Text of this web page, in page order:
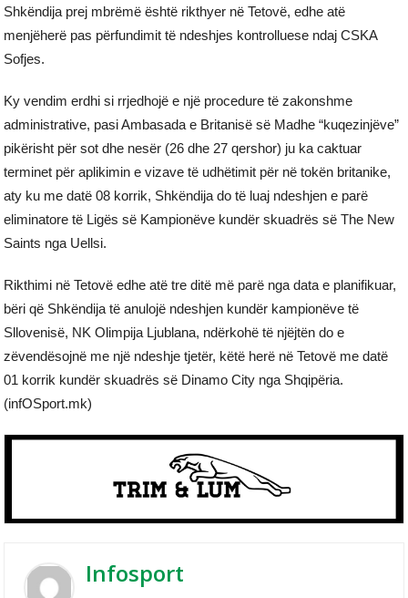
Shkëndija prej mbrëmë është rikthyer në Tetovë, edhe atë
menjëherë pas përfundimit të ndeshjes kontrolluese ndaj CSKA
Sofjes.
Ky vendim erdhi si rrjedhojë e një procedure të zakonshme
administrative, pasi Ambasada e Britanisë së Madhe “kuqezinjëve”
pikërisht për sot dhe nesër (26 dhe 27 qershor) ju ka caktuar
terminet për aplikimin e vizave të udhëtimit për në tokën britanike,
aty ku me datë 08 korrik, Shkëndija do të luaj ndeshjen e parë
eliminatore të Ligës së Kampionëve kundër skuadrës së The New
Saints nga Uellsi.
Rikthimi në Tetovë edhe atë tre ditë më parë nga data e planifikuar,
bëri që Shkëndija të anulojë ndeshjen kundër kampionëve të
Sllovenisë, NK Olimpija Ljublana, ndërkohë të njëjtën do e
zëvendësojnë me një ndeshje tjetër, këtë herë në Tetovë me datë
01 korrik kundër skuadrës së Dinamo City nga Shqipëria.
(infOSport.mk)
Infosport